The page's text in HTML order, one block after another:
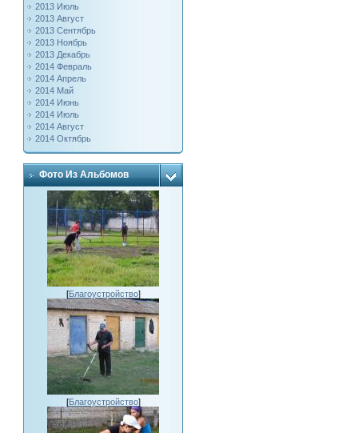
2013 Июль
2013 Август
2013 Сентябрь
2013 Ноябрь
2013 Декабрь
2014 Февраль
2014 Апрель
2014 Май
2014 Июнь
2014 Июль
2014 Август
2014 Октябрь
Фото Из Альбомов
[Благоустройство]
[Благоустройство]